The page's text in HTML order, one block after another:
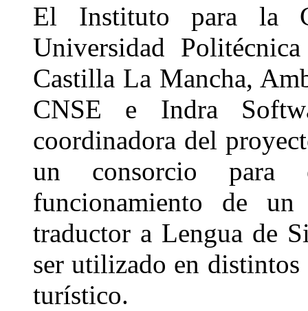
El Instituto para la
Universidad
Castilla La Mancha,
CNSE e Indra
coordinadora del
un consorcio
funcionamiento de
traductor a Lengua de
ser utilizado en
turístico.